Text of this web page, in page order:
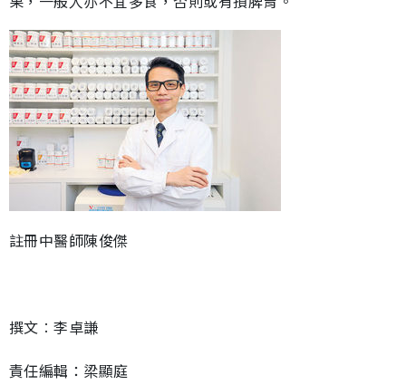
註冊中醫師陳俊傑
撰文︰李卓謙
責任編輯：梁顯庭